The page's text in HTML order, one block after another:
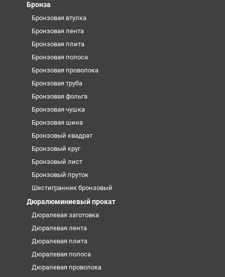
Бронза
Бронзовая втулка
Бронзовая лента
Бронзовая плита
Бронзовая полоса
Бронзовая проволока
Бронзовая труба
Бронзовая фольга
Бронзовая чушка
Бронзовая шина
Бронзовый квадрат
Бронзовый круг
Бронзовый лист
Бронзовый пруток
Шестигранник бронзовый
Дюралюминиевый прокат
Дюралевая заготовка
Дюралевая лента
Дюралевая плита
Дюралевая полоса
Дюралевая проволока